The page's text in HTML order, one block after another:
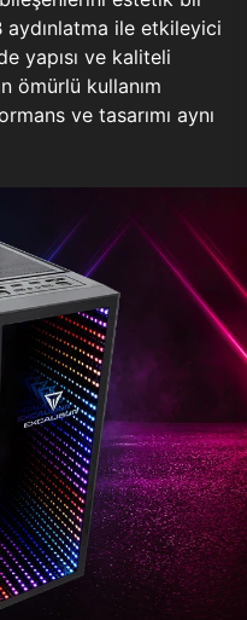
aydınlatma ile etkileyici
yapısı ve kaliteli
ömürlü kullanım
ve tasarımı aynı